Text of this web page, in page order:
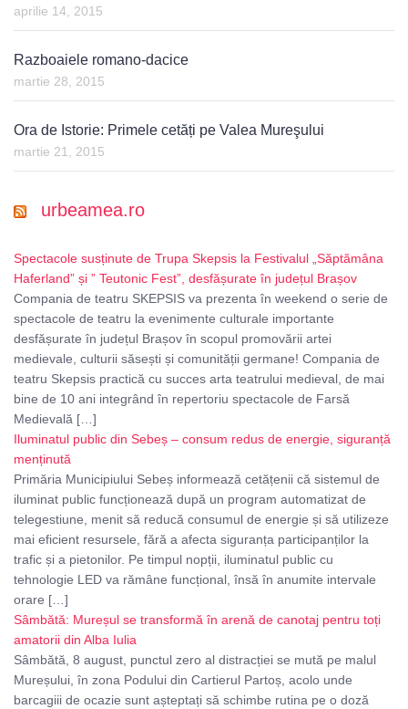
aprilie 14, 2015
Razboaiele romano-dacice
martie 28, 2015
Ora de Istorie: Primele cetăți pe Valea Mureşului
martie 21, 2015
urbeamea.ro
Spectacole susținute de Trupa Skepsis la Festivalul „Săptămâna
Haferland” și ” Teutonic Fest”, desfășurate în județul Brașov
Compania de teatru SKEPSIS va prezenta în weekend o serie de
spectacole de teatru la evenimente culturale importante
desfășurate în județul Brașov în scopul promovării artei
medievale, culturii săsești și comunității germane! Compania de
teatru Skepsis practică cu succes arta teatrului medieval, de mai
bine de 10 ani integrând în repertoriu spectacole de Farsă
Medievală […]
Iluminatul public din Sebeș – consum redus de energie, siguranță
menținută
Primăria Municipiului Sebeș informează cetățenii că sistemul de
iluminat public funcționează după un program automatizat de
telegestiune, menit să reducă consumul de energie și să utilizeze
mai eficient resursele, fără a afecta siguranța participanților la
trafic și a pietonilor. Pe timpul nopții, iluminatul public cu
tehnologie LED va rămâne funcțional, însă în anumite intervale
orare […]
Sâmbătă: Mureșul se transformă în arenă de canotaj pentru toți
amatorii din Alba Iulia
Sâmbătă, 8 august, punctul zero al distracției se mută pe malul
Mureșului, în zona Podului din Cartierul Partoș, acolo unde
barcagiii de ocazie sunt așteptați să schimbe rutina pe o doză